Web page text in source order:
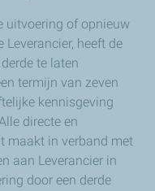
uitvoering of opnieuw
Leverancier, heeft de
te laten
termijn van zeven
kennisgeving
directe en
maakt in verband met
aan Leverancier in
door een derde